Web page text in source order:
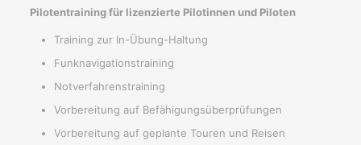
Pilotentraining für lizenzierte Pilotinnen und Piloten
Training zur In-Übung-Haltung
Funknavigationstraining
Notverfahrenstraining
Vorbereitung auf Befähigungsüberprüfungen
Vorbereitung auf geplante Touren und Reisen